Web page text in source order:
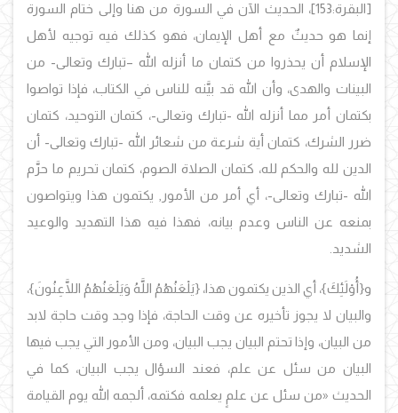
[البقرة:153]، الحديث الآن في السورة من هنا وإلى ختام السورة
إنما هو حديثٌ مع أهل الإيمان، فهو كذلك فيه توجيه لأهل
الإسلام أن يحذروا من كتمان ما أنزله الله –تبارك وتعالى- من
البينات والهدى، وأن الله قد بيَّنه للناس في الكتاب، فإذا تواصوا
بكتمان أمر مما أنزله الله -تبارك وتعالى-، كتمان التوحيد، كتمان
ضرر الشرك، كتمان أية شرعة من شعائر الله -تبارك وتعالى- أن
الدين لله والحكم لله، كتمان الصلاة الصوم، كتمان تحريم ما حرَّم
الله -تبارك وتعالى-، أي أمر من الأمور, يكتمون هذا ويتواصون
بمنعه عن الناس وعدم بيانه، فهذا فيه هذا التهديد والوعيد
الشديد.
و{أُوْلَئِكَ}، أي الذين يكتمون هذا، {يَلْعَنُهُمُ اللَّهُ وَيَلْعَنُهُمُ اللَّاعِنُونَ}،
والبيان لا يجوز تأخيره عن وقت الحاجة، فإذا وجد وقت حاجة لابد
من البيان، وإذا تحتم البيان يجب البيان، ومن الأمور التي يجب فيها
البيان من سئل عن علم، فعند السؤال يجب البيان، كما في
الحديث «من سئل عن علمٍ يعلمه فكتمه، ألجمه الله يوم القيامة